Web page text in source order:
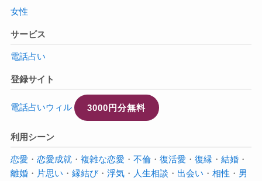
女性
サービス
電話占い
登録サイト
電話占いウィル 3000円分無料
利用シーン
恋愛 ・ 恋愛成就・ 複雑な恋愛 ・ 不倫・ 復活愛 ・ 復縁 ・ 結婚・
離婚・ 片思い ・ 縁結び・ 浮気・ 人生相談 ・ 出会い ・ 相性 ・ 男